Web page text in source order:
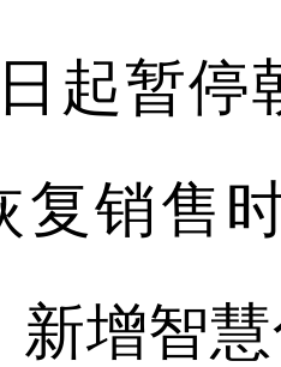
起暂停
复销售
新增智